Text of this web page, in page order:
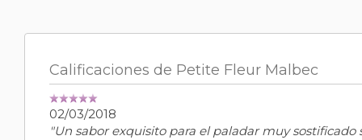
Calificaciones de Petite Fleur Malbec
02/03/2018
"Un sabor exquisito para el paladar muy sostificado